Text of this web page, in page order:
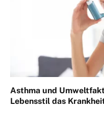
Asthma und
Lebensstil das